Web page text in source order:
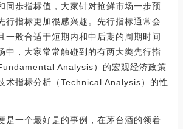
同歩指标值，大家针对抢鲜市场一步预
行指标更加很感兴趣。先行指标通常会
一般合适于短期内和中后期的周期时间
中，大家常常触碰到的有两大类先行指
Analysis）的宏观经济政策
术指标分析（Technical Analysis）的性
是一个最好是的事例，在茅台酒的领着